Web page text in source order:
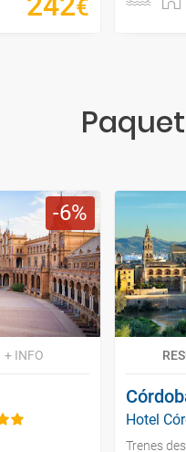
€
6
+ INFO
Hotel
Trenes